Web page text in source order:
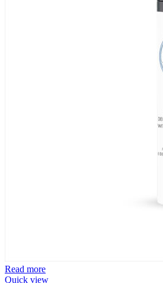
Read more
Quick view